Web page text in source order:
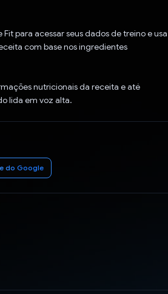
para acessar seus dados de treino e usa
com base nos ingredientes
nutricionais da receita e até
lida em voz alta.
do Google